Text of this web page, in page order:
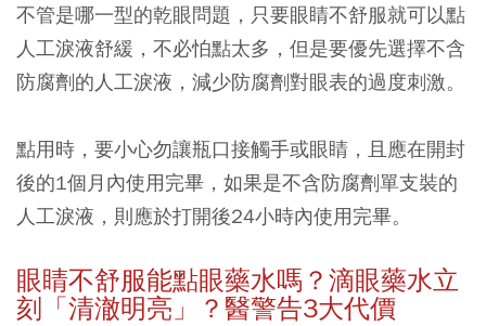
不管是哪一型的乾眼問題，只要眼睛不舒服就可以點
人工淚液舒緩，不必怕點太多， 但是要優先選擇不含
防腐劑的人工淚液，減少防腐劑對眼表的過度刺激。
點用時，要小心勿讓瓶口接觸手或眼睛，且應在開封
後的1個月內使用完畢，如果是不含防腐劑單支裝的
人工淚液，則應於打開後24小時內使用完畢。
眼睛不舒服能點眼藥水嗎？滴眼藥水立
刻「清澈明亮」？醫警告3大代價